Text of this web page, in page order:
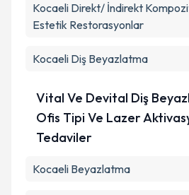
Kocaeli Direkt/ İndirekt
Estetik Restorasyonlar
Kocaeli Diş Beyazlatma
Vital Ve Devital Diş
Ofis Tipi Ve Lazer
Tedaviler
Kocaeli Beyazlatma